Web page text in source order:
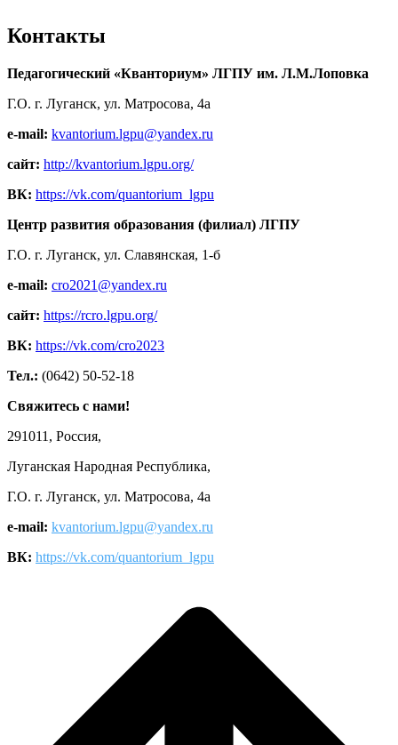
Контакты
Педагогический «Кванториум» ЛГПУ им. Л.М.Лоповка
Г.О. г. Луганск, ул. Матросова, 4а
e-mail: kvantorium.lgpu@yandex.ru
сайт: http://kvantorium.lgpu.org/
ВК: https://vk.com/quantorium_lgpu
Центр развития образования (филиал) ЛГПУ
Г.О. г. Луганск, ул. Славянская, 1-б
e-mail: cro2021@yandex.ru
сайт: https://rcro.lgpu.org/
ВК: https://vk.com/cro2023
Тел.: (0642) 50-52-18
Свяжитесь с нами!
291011, Россия,
Луганская Народная Республика,
Г.О. г. Луганск, ул. Матросова, 4а
e-mail: kvantorium.lgpu@yandex.ru
ВК: https://vk.com/quantorium_lgpu